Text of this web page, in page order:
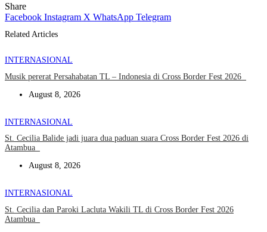
Share
Facebook Instagram X WhatsApp Telegram
Related Articles
INTERNASIONAL
Musik pererat Persahabatan TL – Indonesia di Cross Border Fest 2026
August 8, 2026
INTERNASIONAL
St. Cecilia Balide jadi juara dua paduan suara Cross Border Fest 2026 di
Atambua
August 8, 2026
INTERNASIONAL
St. Cecilia dan Paroki Lacluta Wakili TL di Cross Border Fest 2026
Atambua